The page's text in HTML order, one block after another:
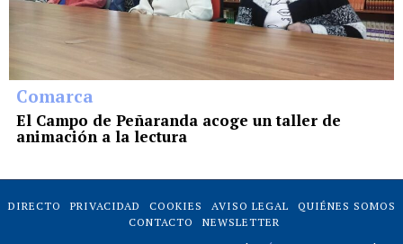
Comarca
El Campo de Peñaranda acoge un taller de
animación a la lectura
DIRECTO PRIVACIDAD COOKIES AVISO LEGAL
QUIÉNES SOMOS
CONTACTO
NEWSLETTER